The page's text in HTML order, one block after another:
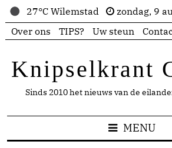
27°C Wilemstad
zondag, 9
Over ons
TIPS? Uw steun
Knipselkrant
Sinds 2010 het nieuws van de
MENU